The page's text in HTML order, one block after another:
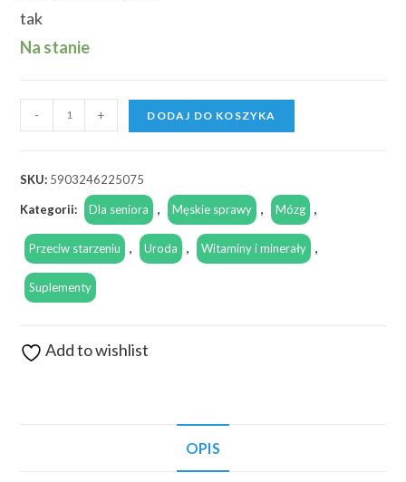
tak
Na stanie
- + DODAJ DO KOSZYKA
SKU: 5903246225075
Kategorii: Dla seniora , Męskie sprawy , Mózg ,
Przeciw starzeniu , Uroda , Witaminy i minerały ,
Suplementy
Add to wishlist
OPIS